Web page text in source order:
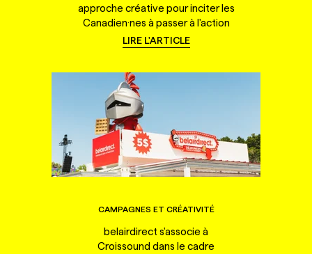
approche créative pour inciter les
Canadien·nes à passer à l'action
LIRE L'ARTICLE
CAMPAGNES ET CRÉATIVITÉ
belairdirect s'associe à
Croissound dans le cadre